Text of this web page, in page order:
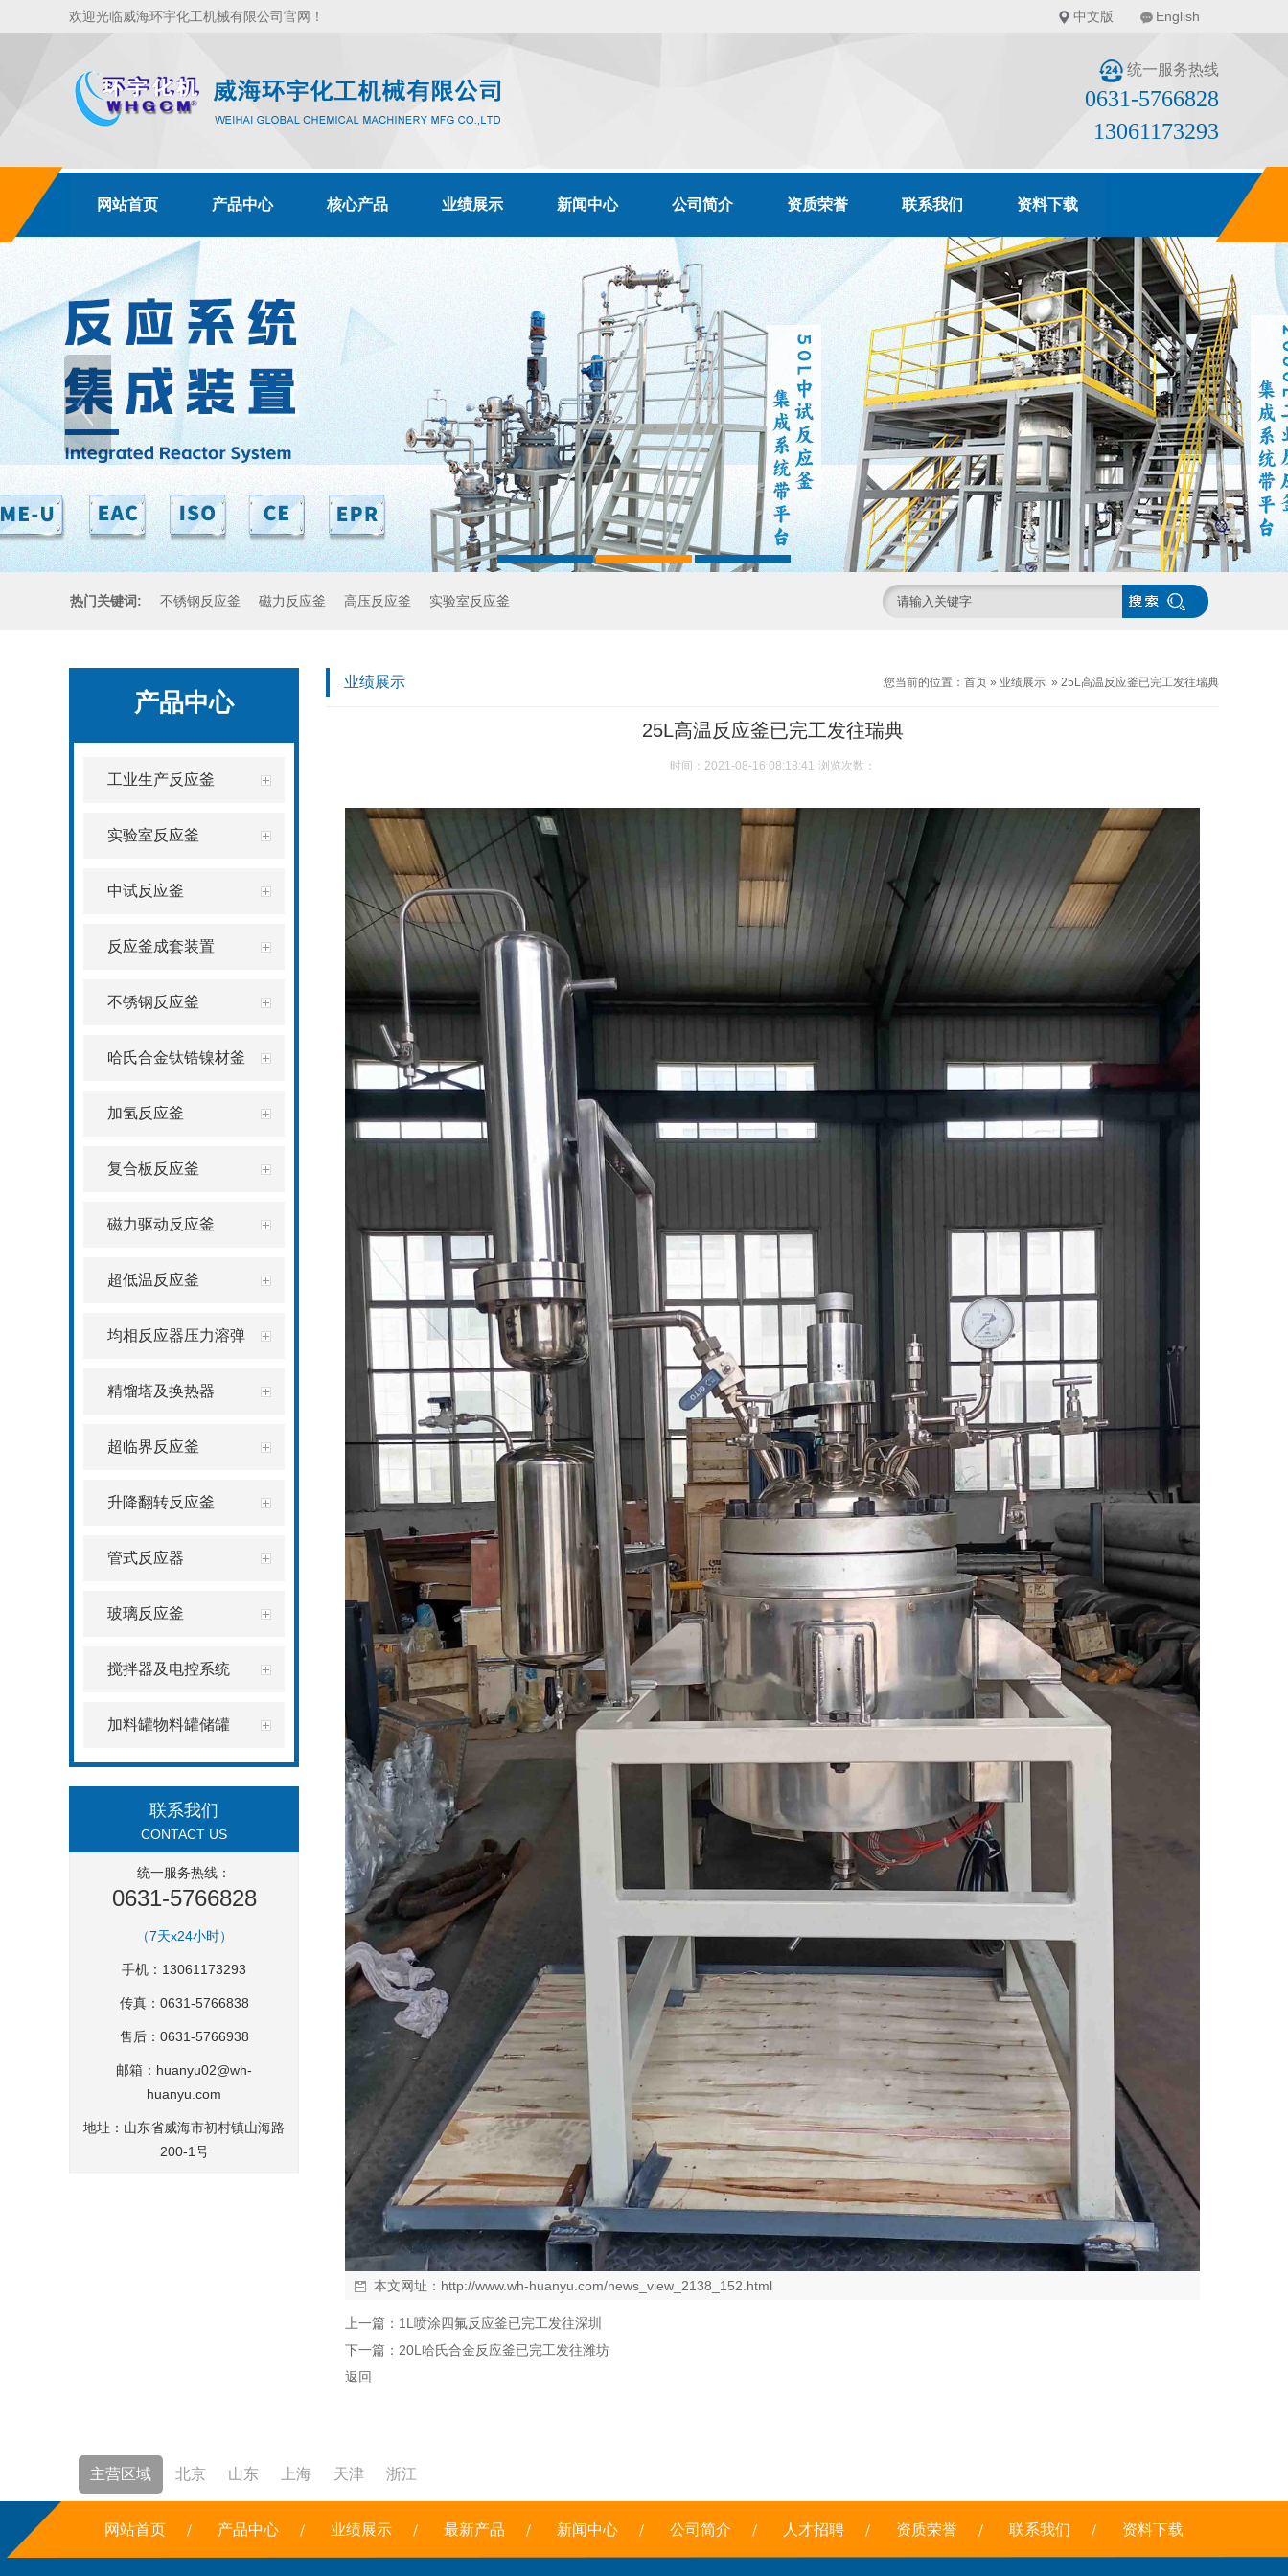
欢迎光临威海环宇化工机械有限公司官网！ 中文版 English
统一服务热线
0631-5766828
13061173293
网站首页 产品中心 核心产品 业绩展示 新闻中心 公司简介 资质荣誉 联系我们 资料下载
热门关键词: 不锈钢反应釜 磁力反应釜 高压反应釜 实验室反应釜
产品中心
工业生产反应釜
实验室反应釜
中试反应釜
反应釜成套装置
不锈钢反应釜
哈氏合金钛锆镍材釜
加氢反应釜
复合板反应釜
磁力驱动反应釜
超低温反应釜
均相反应器压力溶弹
精馏塔及换热器
超临界反应釜
升降翻转反应釜
管式反应器
玻璃反应釜
搅拌器及电控系统
加料罐物料罐储罐
联系我们
CONTACT US
统一服务热线：
0631-5766828
（7天x24小时）
手机：13061173293
传真：0631-5766838
售后：0631-5766938
邮箱： huanyu02@wh-
huanyu.com
地址：山东省威海市初村镇山海路
200-1号
业绩展示 您当前的位置： 首页 » 业绩展示 » 25L高温反应釜已完工发往瑞典
25L高温反应釜已完工发往瑞典
时间：2021-08-16 08:18:41 浏览次数：
本文网址： http://www.wh-huanyu.com/news_view_2138_152.html
上一篇： 1L喷涂四氟反应釜已完工发往深圳
下一篇： 20L哈氏合金反应釜已完工发往潍坊
返回
主营区域 北京 山东 上海 天津 浙江
网站首页 产品中心 业绩展示 最新产品 新闻中心 公司简介 人才招聘 资质荣誉 联系我们 资料下载
焚烧炉 铣边机 干冰 露点仪 三恒系统